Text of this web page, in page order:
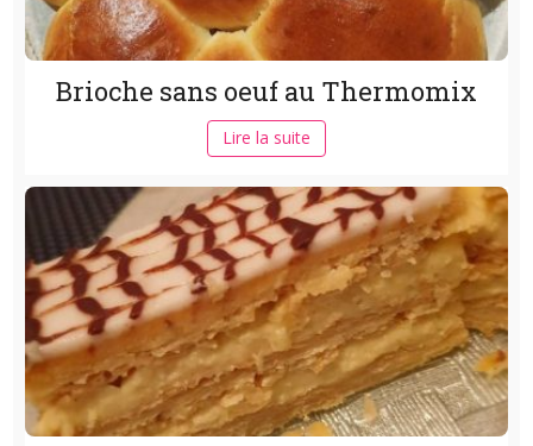
Brioche sans oeuf au Thermomix
Lire la suite